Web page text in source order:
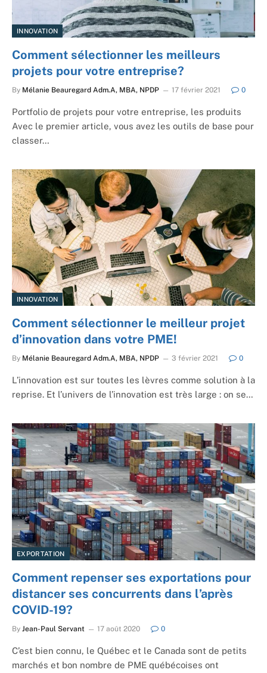
INNOVATION
Comment sélectionner les meilleurs
projets pour votre entreprise?
By Mélanie Beauregard Adm.A, MBA, NPDP 17 février 2021 0
Portfolio de projets pour votre entreprise, les produits
Avec le premier article, vous avez les outils de base pour
classer…
INNOVATION
Comment sélectionner le meilleur projet
d’innovation dans votre PME!
By Mélanie Beauregard Adm.A, MBA, NPDP 3 février 2021 0
L’innovation est sur toutes les lèvres comme solution à la
reprise. Et l’univers de l’innovation est très large : on se…
EXPORTATION
Comment repenser ses exportations pour
distancer ses concurrents dans l’après
COVID-19?
By Jean-Paul Servant 17 août 2020 0
C’est bien connu, le Québec et le Canada sont de petits
marchés et bon nombre de PME québécoises ont